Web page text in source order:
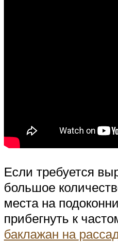
Если требуется
большое
места на
прибегнуть к
баклажан на